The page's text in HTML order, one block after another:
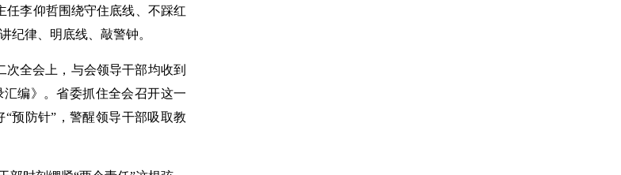
任李仰哲围绕守住底线、不踩红
纪律、明底线、敲警钟。
全会上，与会领导干部均收到
编》。省委抓住全会召开这一
预防针”，警醒领导干部吸取教